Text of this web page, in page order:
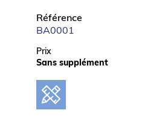
Référence
BA0001
Prix
Sans supplément